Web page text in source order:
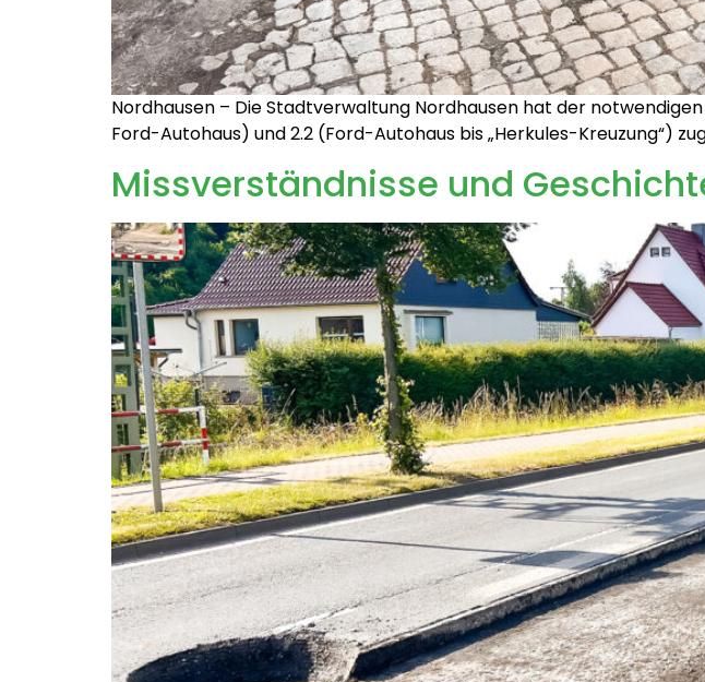
Nordhausen – Die Stadtverwaltung Nordhausen hat der
Ford-Autohaus) und 2.2 (Ford-Autohaus bis „Herkules-Kreuzung“)
Missverständnisse und